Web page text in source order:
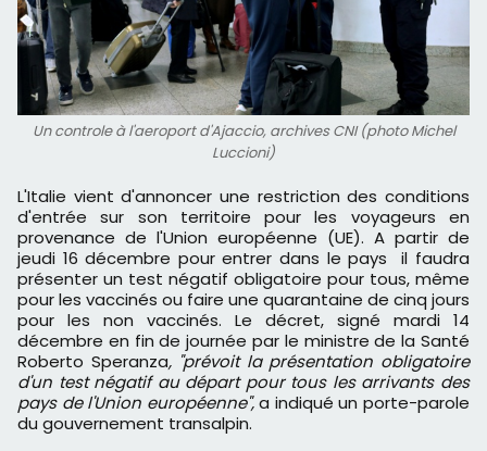
Un controle à l'aeroport d'Ajaccio, archives CNI (photo Michel
Luccioni)
L'Italie vient d'annoncer une restriction des conditions
d'entrée sur son territoire pour les voyageurs en
provenance de l'Union européenne (UE). A partir de
jeudi 16 décembre pour entrer dans le pays il faudra
présenter un test négatif obligatoire pour tous, même
pour les vaccinés ou faire une quarantaine de cinq jours
pour les non vaccinés. Le décret, signé mardi 14
décembre en fin de journée par le ministre de la Santé
Roberto Speranza, "prévoit la présentation obligatoire
d'un test négatif au départ pour tous les arrivants des
pays de l'Union européenne",a indiqué un porte-parole
du gouvernement transalpin.